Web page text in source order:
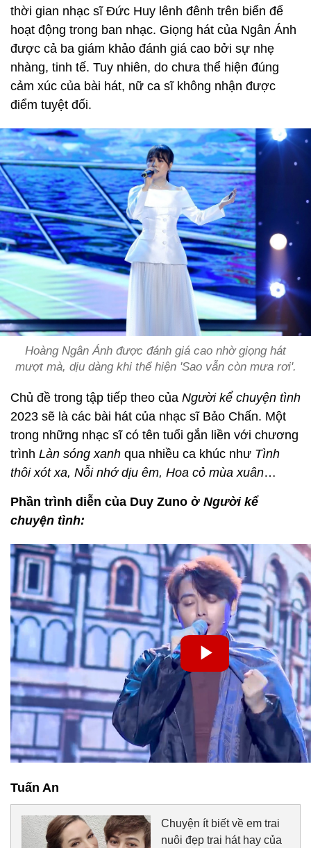
thời gian nhạc sĩ Đức Huy lênh đênh trên biển để
hoạt động trong ban nhạc. Giọng hát của Ngân Ánh
được cả ba giám khảo đánh giá cao bởi sự nhẹ
nhàng, tinh tế. Tuy nhiên, do chưa thể hiện đúng
cảm xúc của bài hát, nữ ca sĩ không nhận được
điểm tuyệt đối.
Hoàng Ngân Ánh được đánh giá cao nhờ giọng hát
mượt mà, dịu dàng khi thể hiện 'Sao vẫn còn mưa rơi'.
Chủ đề trong tập tiếp theo của Người kể chuyện tình
2023 sẽ là các bài hát của nhạc sĩ Bảo Chấn. Một
trong những nhạc sĩ có tên tuổi gắn liền với chương
trình Làn sóng xanh qua nhiều ca khúc như Tình
thôi xót xa, Nỗi nhớ dịu êm, Hoa cỏ mùa xuân…
Phần trình diễn của Duy Zuno ở Người kể
chuyện tình:
Tuấn An
Chuyện ít biết về em trai
nuôi đẹp trai hát hay của